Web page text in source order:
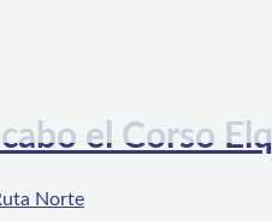
el Corso
Norte